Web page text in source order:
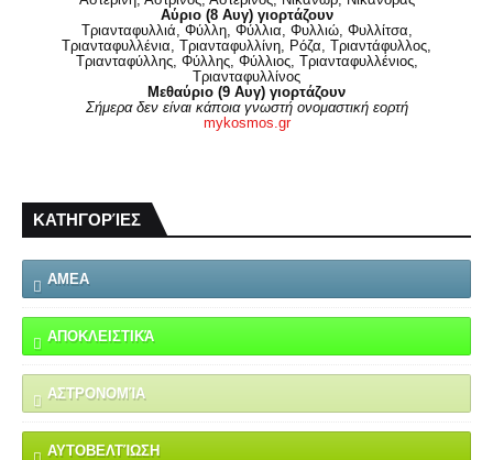
Αύριο (8 Αυγ) γιορτάζουν
Τριανταφυλλιά, Φύλλη, Φύλλια, Φυλλιώ, Φυλλίτσα,
Τριανταφυλλένια, Τριανταφυλλίνη, Ρόζα, Τριαντάφυλλος,
Τριανταφύλλης, Φύλλης, Φύλλιος, Τριανταφυλλένιος,
Τριανταφυλλίνος
Μεθαύριο (9 Αυγ) γιορτάζουν
Σήμερα δεν είναι κάποια γνωστή ονομαστική εορτή
mykosmos.gr
ΚΑΤΗΓΟΡΊΕΣ
ΑΜΕΑ
ΑΠΟΚΛΕΙΣΤΙΚΆ
ΑΣΤΡΟΝΟΜΊΑ
ΑΥΤΟΒΕΛΤΊΩΣΗ